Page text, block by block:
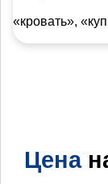
«кровать»,
Цена